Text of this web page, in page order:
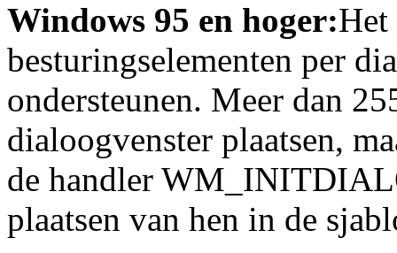
Windows 95 en hoger:Het
besturingselementen per
ondersteunen. Meer dan
dialoogvenster plaatsen,
de handler
plaatsen van hen in de